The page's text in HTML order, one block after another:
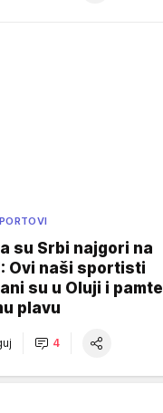
su Srbi najgori na
Ovi naši sportisti
su u Oluji i pamte
plavu
4